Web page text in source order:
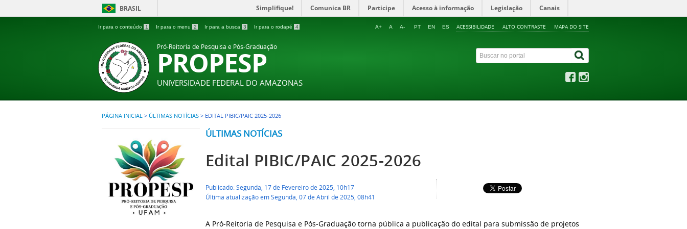
BRASIL Simplifique! Comunica BR Participe Acesso à informação Legislação Canais
Ir para o conteúdo 1 Ir para o menu 2 Ir para a busca 3 Ir para o rodapé 4 ACESSIBILIDADE ALTO CONTRASTE MAPA DO SITE
A+ A A- PT EN ES
Pró-Reitoria de Pesquisa e Pós-Graduação
PROPESP
UNIVERSIDADE FEDERAL DO AMAZONAS
PÁGINA INICIAL > ÚLTIMAS NOTÍCIAS > EDITAL PIBIC/PAIC 2025-2026
ÚLTIMAS NOTÍCIAS
Edital PIBIC/PAIC 2025-2026
Publicado: Segunda, 17 de Fevereiro de 2025, 10h17
Última atualização em Segunda, 07 de Abril de 2025, 08h41
A Pró-Reitoria de Pesquisa e Pós-Graduação torna pública a publicação do edital para submissão de projetos